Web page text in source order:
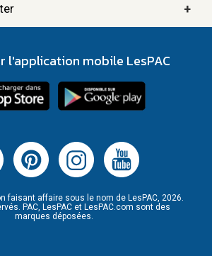
+
l'application mobile LesPAC
faisant affaire sous le nom de LesPAC, 2026.
PAC, LesPAC et LesPAC.com sont des
marques déposées.